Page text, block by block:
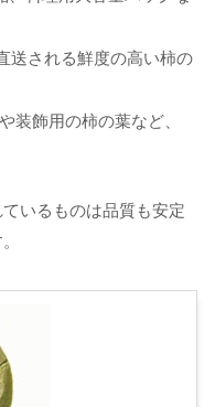
送される鮮度の高い柿の
飾用の柿の葉など、
いるものは品質も安定